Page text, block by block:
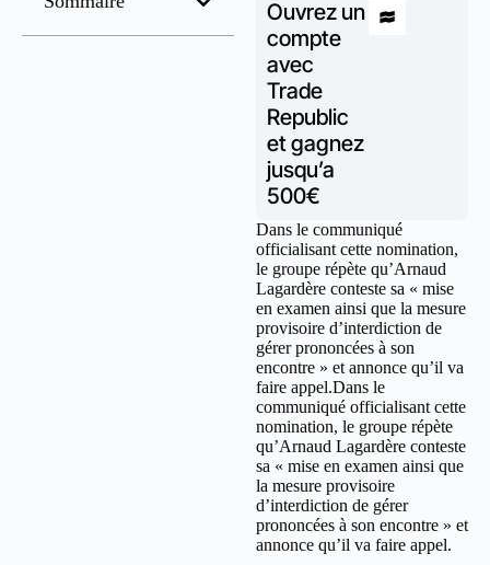
Ouvrez un
compte
avec
Trade
Republic
et gagnez
jusqu’a
500€
Dans le communiqué
officialisant cette nomination,
le groupe répète qu’Arnaud
Lagardère conteste sa « mise
en examen ainsi que la mesure
provisoire d’interdiction de
gérer prononcées à son
encontre » et annonce qu’il va
faire appel.Dans le
communiqué officialisant cette
nomination, le groupe répète
qu’Arnaud Lagardère conteste
sa « mise en examen ainsi que
la mesure provisoire
d’interdiction de gérer
prononcées à son encontre » et
annonce qu’il va faire appel.